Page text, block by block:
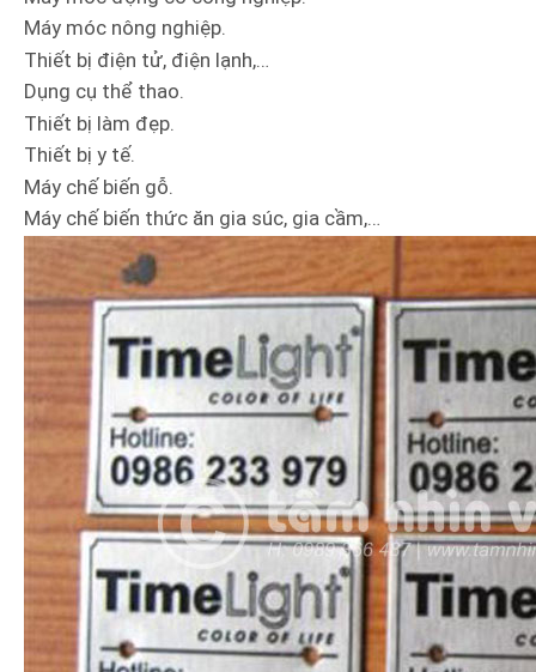
Máy móc nông nghiệp.
Thiết bị điện tử, điện lạnh,…
Dụng cụ thể thao.
Thiết bị làm đẹp.
Thiết bị y tế.
Máy chế biến gỗ.
Máy chế biến thức ăn gia súc, gia cầm,…